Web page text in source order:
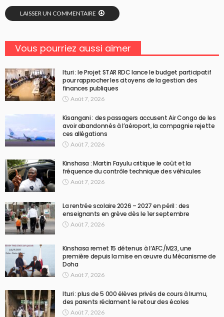
LAISSER UN COMMENTAIRE
Vous pourriez aussi aimer
Ituri : le Projet STAR RDC lance le budget participatif
pour rapprocher les citoyens de la gestion des
finances publiques
Août 7, 2026
Kisangani : des passagers accusent Air Congo de les
avoir abandonnés à l’aéroport, la compagnie rejette
ces allégations
Août 7, 2026
Kinshasa : Martin Fayulu critique le coût et la
fréquence du contrôle technique des véhicules
Août 7, 2026
La rentrée scolaire 2026 – 2027 en péril : des
enseignants en grève dès le 1er septembre
Août 7, 2026
Kinshasa remet 15 détenus à l’AFC/M23, une
première depuis la mise en œuvre du Mécanisme de
Doha
Août 7, 2026
Ituri : plus de 5 000 élèves privés de cours à Irumu,
des parents réclament le retour des écoles
Août 7, 2026